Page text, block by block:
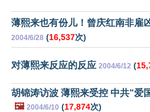
薄熙来也有份儿！曾庆红南非雇
2004/6/28 (16,537次)
对薄熙来反应的反应 2004/6/12 (
胡锦涛访波 薄熙来受控 中共“爱
🖼️ 2004/6/10 (17,874次)